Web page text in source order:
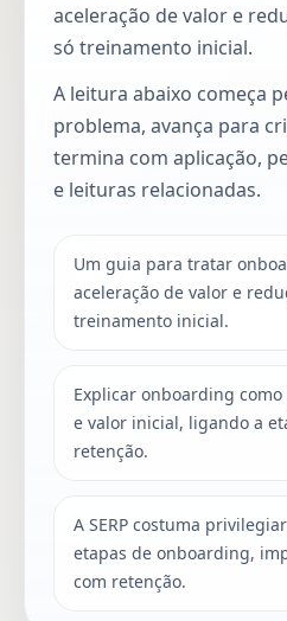
aceleração de valor e
só treinamento inicial.
A leitura abaixo começa
problema, avança para
termina com aplicação,
e leituras relacionadas.
Um guia para tratar
aceleração de valor e
treinamento inicial.
Explicar onboarding
e valor inicial, ligando a
retenção.
A SERP costuma
etapas de onboarding,
com retenção.